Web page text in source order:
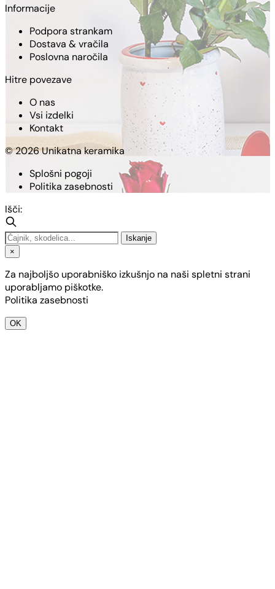
Informacije
Podpora strankam
Dostava & vračila
Poslovna naročila
Hitre povezave
O nas
Vsi izdelki
Kontakt
© 2026 Unikatna keramika
Splošni pogoji
Politika zasebnosti
Išči:
Iskanje
×
Za najboljšo uporabniško izkušnjo na naši spletni strani
uporabljamo piškotke.
Politika zasebnosti
OK